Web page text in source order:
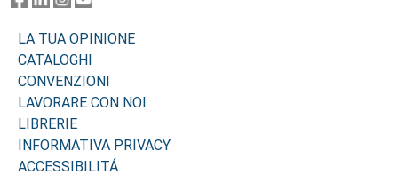
LA TUA OPINIONE
CATALOGHI
CONVENZIONI
LAVORARE CON NOI
LIBRERIE
INFORMATIVA PRIVACY
ACCESSIBILITÁ